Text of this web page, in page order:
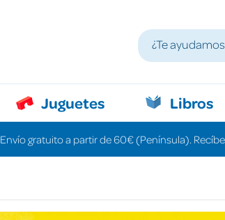
Juguetes Libros
Envío gratuito a partir de 60€ (Península).